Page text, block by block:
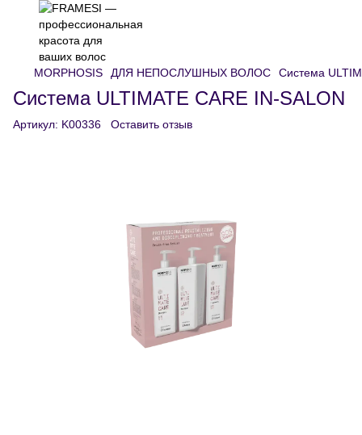
MORPHOSIS ДЛЯ НЕПОСЛУШНЫХ ВОЛОС Система
Система ULTIMATE CARE IN-SALON
Артикул: K00336 Оставить отзыв